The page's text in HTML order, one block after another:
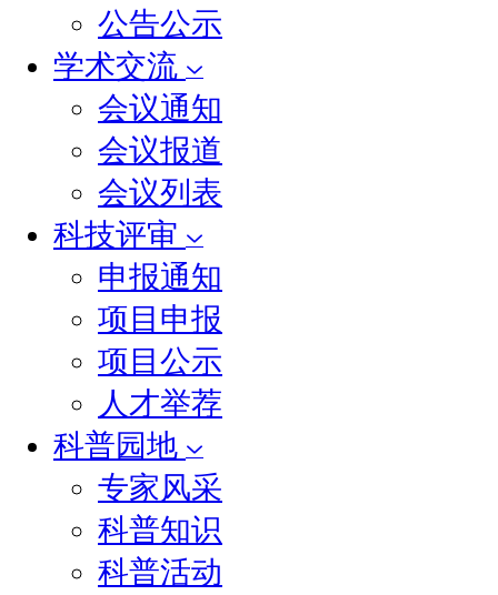
公告公示
学术交流
会议通知
会议报道
会议列表
科技评审
申报通知
项目申报
项目公示
人才举荐
科普园地
专家风采
科普知识
科普活动